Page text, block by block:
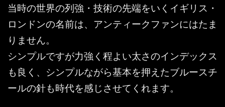
当時の世界の列強・技術の先端をいくイギリス・
ロンドンの名前は、アンティークファンにはたま
りません。
シンプルですが力強く程よい太さのインデックス
も良く、シンプルながら基本を押えたブルースチ
ールの針も時代を感じさせてくれます。